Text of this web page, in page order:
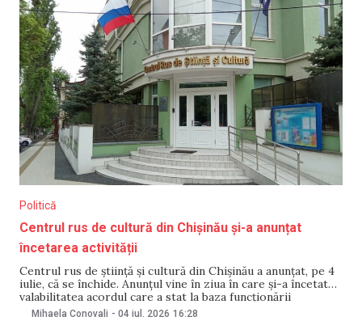
Politică
Centrul rus de cultură din Chișinău și-a anunțat
încetarea activității
Centrul rus de știință și cultură din Chișinău a anunțat, pe 4
iulie, că se închide. Anunțul vine în ziua în care și-a încetat
valabilitatea acordul care a stat la baza funcționării
instituției, acord denunțat în 2025 de Republica Moldova.
Mihaela Conovali - 04 iul. 2026 16:28